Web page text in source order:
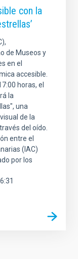
con la
de Museos y
en el
accesible.
horas, el
la
una
de la
del oído.
entre el
(IAC)
por los